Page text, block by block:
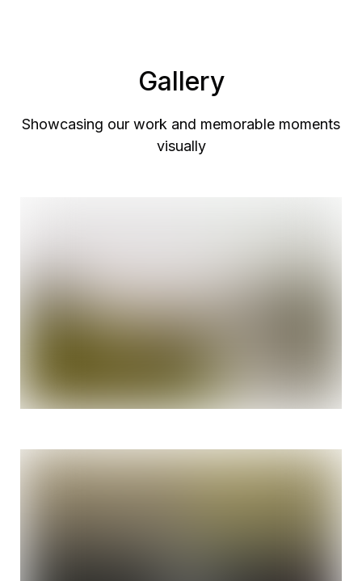
Gallery
Showcasing our work and memorable moments
visually